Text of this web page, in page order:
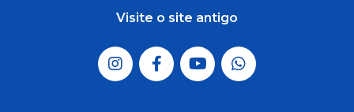
Visite o site antigo